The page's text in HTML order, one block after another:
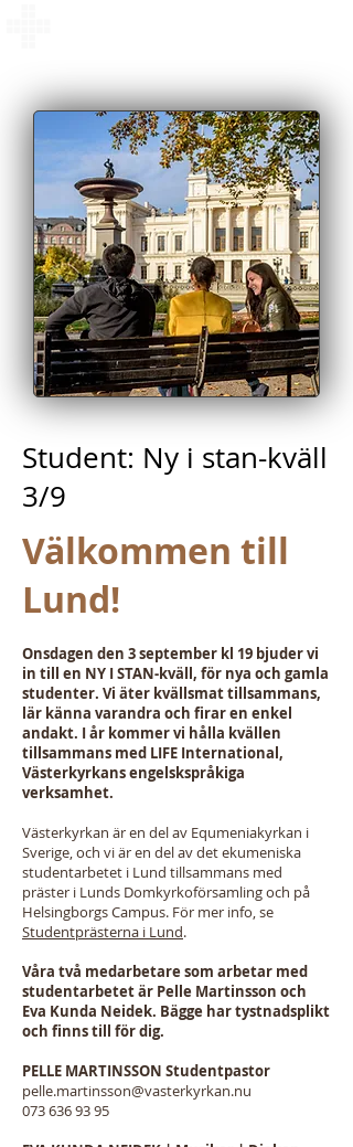
Student: Ny i stan-kväll
3/9
Välkommen till
Lund!
Onsdagen den 3 september kl 19 bjuder vi
in till en NY I STAN-kväll, för nya och gamla
studenter. Vi äter kvällsmat tillsammans,
lär känna varandra och firar en enkel
andakt. I år kommer vi hålla kvällen
tillsammans med LIFE International,
Västerkyrkans engelskspråkiga
verksamhet.
Västerkyrkan är en del av Equmeniakyrkan i
Sverige, och vi är en del av det ekumeniska
studentarbetet i Lund tillsammans med
präster i Lunds Domkyrkoförsamling och på
Helsingborgs Campus. För mer info, se
Studentprästerna i Lund.
Våra två medarbetare som arbetar med
studentarbetet är Pelle Martinsson och
Eva Kunda Neidek. Bägge har tystnadsplikt
och finns till för dig.
PELLE MARTINSSON Studentpastor
pelle.martinsson@vasterkyrkan.nu
073 636 93 95